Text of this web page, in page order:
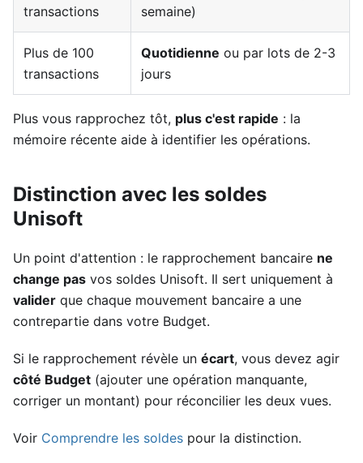
transactions
semaine)
Plus de 100
transactions
Quotidienne ou par lots de 2-3
jours
Plus vous rapprochez tôt, plus c'est rapide : la
mémoire récente aide à identifier les opérations.
Distinction avec les soldes
Unisoft
Un point d'attention : le rapprochement bancaire ne
change pas vos soldes Unisoft. Il sert uniquement à
valider que chaque mouvement bancaire a une
contrepartie dans votre Budget.
Si le rapprochement révèle un écart, vous devez agir
côté Budget (ajouter une opération manquante,
corriger un montant) pour réconcilier les deux vues.
Voir Comprendre les soldes pour la distinction.